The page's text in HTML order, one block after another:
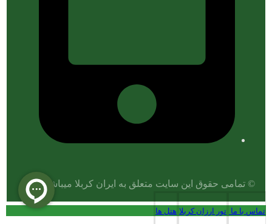
© تمامی حقوق این سایت متعلق به ایران کربلا میباشد.
تماس با ما تور ارزان کربلا هتل ها